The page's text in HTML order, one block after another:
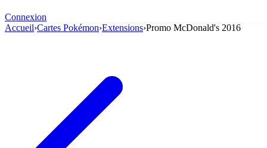
Connexion
Accueil›Cartes Pokémon›Extensions›Promo McDonald's 2016